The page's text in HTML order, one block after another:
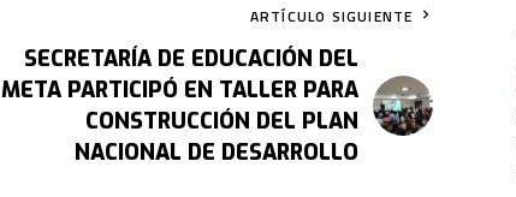
ARTÍCULO SIGUIENTE
SECRETARÍA DE EDUCACIÓN DEL
META PARTICIPÓ EN TALLER PARA
CONSTRUCCIÓN DEL PLAN
NACIONAL DE DESARROLLO